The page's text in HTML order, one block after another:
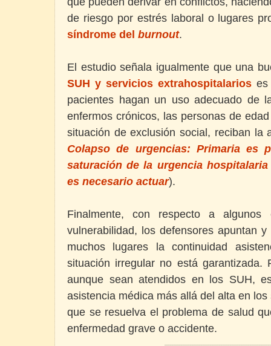
de riesgo por estrés laboral o lugares
síndrome del burnout.
El estudio señala igualmente que una
SUH y servicios extrahospitalarios es
pacientes hagan un uso adecuado de
enfermos crónicos, las personas de
situación de exclusión social, reciban la
Colapso de urgencias: Primaria es
saturación de la urgencia
es necesario actuar).
Finalmente, con respecto a algunos
vulnerabilidad, los defensores apuntan
muchos lugares la continuidad
situación irregular no está garantizada.
aunque sean atendidos en los SUH,
asistencia médica más allá del alta en
que se resuelva el problema de salud
enfermedad grave o accidente.